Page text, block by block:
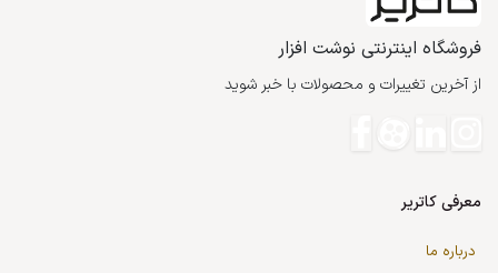
فروشگاه اینترنتی نوشت افزار
از آخرین تغییرات و محصولات با خبر شوید
معرفی کاتریر
درباره ما